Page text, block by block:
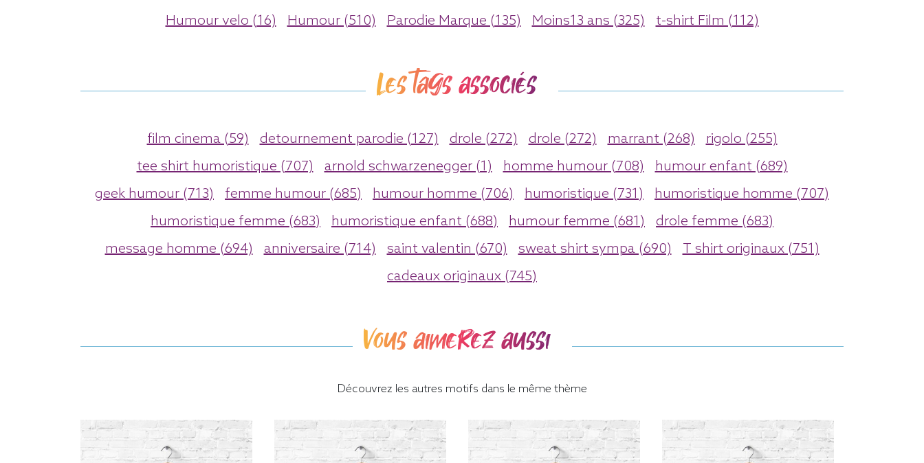
Humour velo (16) Humour (510) Parodie Marque (135) Moins13 ans (325) t-shirt Film (112)
Les tags associés
film cinema (59) detournement parodie (127) drole (272) drole (272) marrant (268)
rigolo (255)
tee shirt humoristique (707)
arnold schwarzenegger (1) homme humour (708)
humour enfant (689)
geek humour (713)
femme humour (685) humour homme (706) humoristique (731)
humoristique homme (707)
humoristique femme (683)
humoristique enfant (688) humour femme (681)
drole femme (683)
message homme (694)
anniversaire (714) saint valentin (670) sweat shirt sympa (690)
T shirt originaux (751)
cadeaux originaux (745)
Vous aimerez aussi
Découvrez les autres motifs dans le même thème